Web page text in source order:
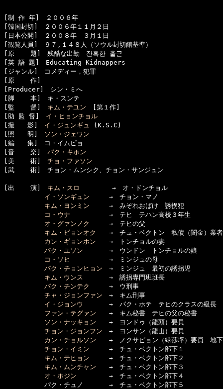
[制 作 年]　２００６年
[韓国封切]　２００６年１１月２日
[日本公開]　２００８年　３月１日
[観覧人員]　９７,１４８人（ソウル封切館基準）
[原    題]　残酷な出勤　잔혹한 출근
[英 語 題]　Educating Kidnappers
[ジャンル]　コメディー，犯罪
[原    作]
[Producer]　シン・ミへ
[脚    本]　キ・スンテ
[監    督] キム・テユン [第１作]
[助 監 督] イ・ヒョンチョル
[撮　　影] イ・ジュンギュ
(K.S.C)
[照　　明]
ソン・ジェワン
[編　　集]　コ・イムピョ
[音    楽] パク・キホン
[美    術] チョ・ファソン
[武    術]　チョン・ムンシク、チョン・サンジュン
[出    演] キム・スロ
→　オ・ドンチョル
イ・ソンギュン →　チョン・マノ
キム・ヨンミン →　みぞれおばけ　誘拐犯
コ・ウナ →　テヒ　テハン高校３年生
オ・グァンノク
→　テヒの父
キム・ビョンオク
→　チュ・ベクトン　私債（闇金）業者
カン・ギョンホン →　トンチョルの妻
パク・ユソン →　ウンドン　トンチョルの娘
コ・ソヒ
→　ミンジュの母
パク・チョンヒョン →　ミンジュ　最初の誘拐児
キム・ウンス →　誘拐専門班班長
パク・チンテク
→　ウ刑事
チャ・ジョンファン →　キム刑事
イ・ジョンウ
→　パク・ホテ　テヒのクラスの級長
ファン・テグァン →　キム秘書　テヒの父の秘書
ソン・ナッキョン →　ヨンドゥ（龍頭）要員
チョン・ジョンフン →　ヨンサン（龍山）要員
カン・チョルソン →　ノクサピョン（緑莎坪）要員　地
チョン・イミン →　チュ・ベクトン部下１
キム・テヒョン →　チュ・ベクトン部下２
キム・ムンチャン →　チュ・ベクトン部下３
オ・ホジン →　チュ・ベクトン部下４
  　　　　　パク・チュノ　　　　→　チュ・ベクトン部下５